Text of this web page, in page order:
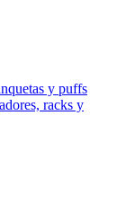
y puffs
racks y